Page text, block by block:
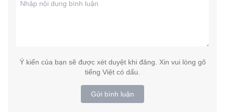
Ý kiến của bạn sẽ được xét duyệt khi đăng. Xin vui lòng gõ
tiếng Việt có dấu.
Gửi bình luận